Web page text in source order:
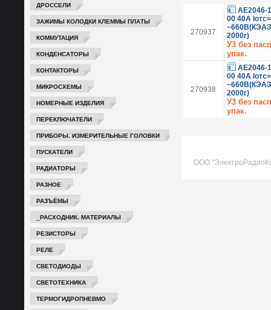
ДРОССЕЛИ
ЗАЖИМЫ КОЛОДКИ КЛЕММЫ ПЛАТЫ
КОММУТАЦИЯ
КОНДЕНСАТОРЫ
КОНТАКТОРЫ
МИКРОСХЕМЫ
НОМЕРНЫЕ ИЗДЕЛИЯ
ПЕРЕКЛЮЧАТЕЛИ
ПРИБОРЫ. ИЗМЕРИТЕЛЬНЫЕ ГОЛОВКИ
ПУСКАТЕЛИ
РАДИАТОРЫ
РАЗНОЕ
РАЗЪЁМЫ
_РАСХОДНИК. МАТЕРИАЛЫ
РЕЗИСТОРЫ
РЕЛЕ
СВЕТОДИОДЫ
СВЕТОТЕХНИКА
ТЕРМОГИДРОПНЕВМО
270937
АЕ2046-
00 40А
2000г)
У3 без
упак.
270938
АЕ2046-
00 40А
2000г)
У3 без
упак.
ООО